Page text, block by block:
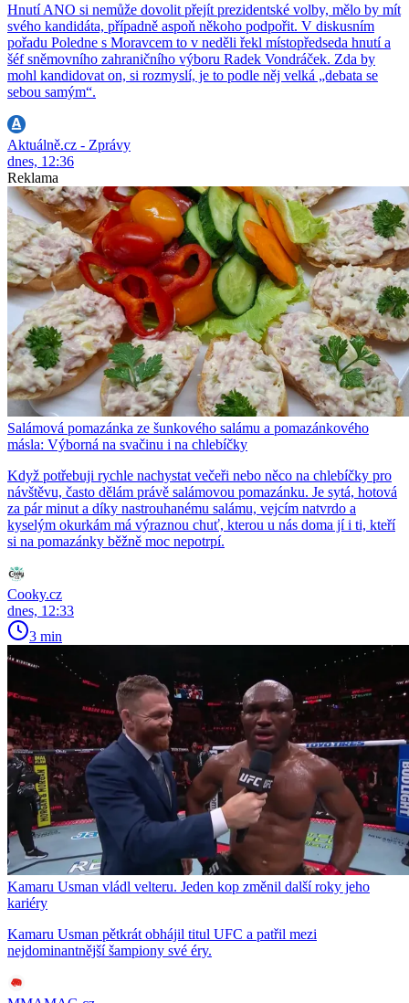
Hnutí ANO si nemůže dovolit přejít prezidentské volby, mělo by mít
svého kandidáta, případně aspoň někoho podpořit. V diskusním
pořadu Poledne s Moravcem to v neděli řekl místopředseda hnutí a
šéf sněmovního zahraničního výboru Radek Vondráček. Zda by
mohl kandidovat on, si rozmyslí, je to podle něj velká „debata se
sebou samým“.
Aktuálně.cz - Zprávy
dnes, 12:36
Reklama
Salámová pomazánka ze šunkového salámu a pomazánkového
másla: Výborná na svačinu i na chlebíčky
Když potřebuji rychle nachystat večeři nebo něco na chlebíčky pro
návštěvu, často dělám právě salámovou pomazánku. Je sytá, hotová
za pár minut a díky nastrouhanému salámu, vejcím natvrdo a
kyselým okurkám má výraznou chuť, kterou u nás doma jí i ti, kteří
si na pomazánky běžně moc nepotrpí.
Cooky.cz
dnes, 12:33
3 min
Kamaru Usman vládl velteru. Jeden kop změnil další roky jeho
kariéry
Kamaru Usman pětkrát obhájil titul UFC a patřil mezi
nejdominantnější šampiony své éry.